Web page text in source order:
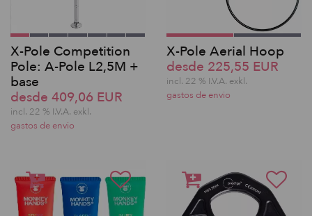
X-Pole Competition
Pole: A-Pole L2,5M +
base
desde 409,06 EUR
incl. 22 % I.V.A. exkl.
gastos de envio
X-Pole Aerial Hoop
desde 225,55 EUR
incl. 22 % I.V.A. exkl.
gastos de envio